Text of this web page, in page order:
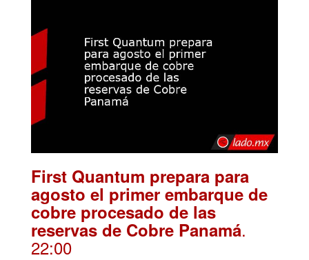
First Quantum prepara para
agosto el primer embarque de
cobre procesado de las
reservas de Cobre Panamá.
22:00